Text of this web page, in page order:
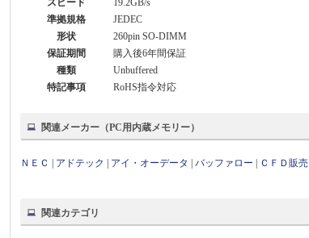
スピード
19.2GB/s
準拠規格
JEDEC
形状
260pin SO-DIMM
保証期間
購入後6年間保証
種類
Unbuffered
特記事項
RoHS指令対応
関連メーカー（PC用内蔵メモリー）
ＮＥＣ アドテック アイ・オーデータ |バッファロー ＣＦＤ販売
関連カテゴリ